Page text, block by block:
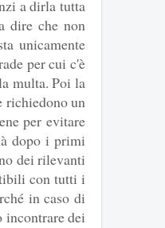
a dirla tutta
dire che non
unicamente
per cui c'è
multa. Poi la
richiedono un
per evitare
dopo i primi
dei rilevanti
con tutti i
in caso di
incontrare dei